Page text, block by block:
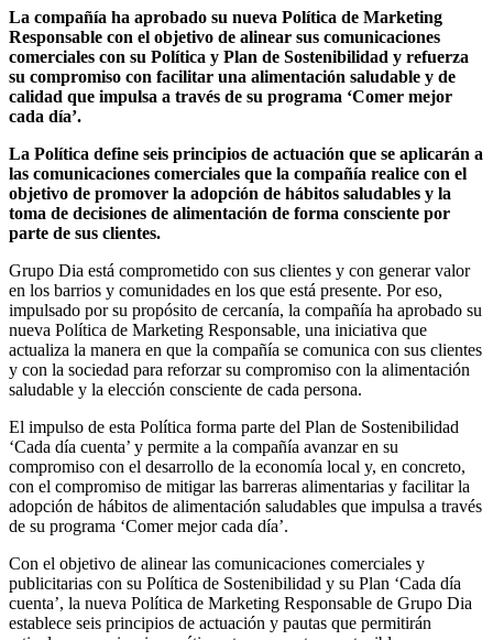
La compañía ha aprobado su nueva Política de Marketing
Responsable con el objetivo de alinear sus comunicaciones
comerciales con su Política y Plan de Sostenibilidad y refuerza
su compromiso con facilitar una alimentación saludable y de
calidad que impulsa a través de su programa ‘Comer mejor
cada día’.
La Política define seis principios de actuación que se aplicarán a
las comunicaciones comerciales que la compañía realice con el
objetivo de promover la adopción de hábitos saludables y la
toma de decisiones de alimentación de forma consciente por
parte de sus clientes.
Grupo Dia está comprometido con sus clientes y con generar valor
en los barrios y comunidades en los que está presente. Por eso,
impulsado por su propósito de cercanía, la compañía ha aprobado su
nueva Política de Marketing Responsable, una iniciativa que
actualiza la manera en que la compañía se comunica con sus clientes
y con la sociedad para reforzar su compromiso con la alimentación
saludable y la elección consciente de cada persona.
El impulso de esta Política forma parte del Plan de Sostenibilidad
‘Cada día cuenta’ y permite a la compañía avanzar en su
compromiso con el desarrollo de la economía local y, en concreto,
con el compromiso de mitigar las barreras alimentarias y facilitar la
adopción de hábitos de alimentación saludables que impulsa a través
de su programa ‘Comer mejor cada día’.
Con el objetivo de alinear las comunicaciones comerciales y
publicitarias con su Política de Sostenibilidad y su Plan ‘Cada día
cuenta’, la nueva Política de Marketing Responsable de Grupo Dia
establece seis principios de actuación y pautas que permitirán